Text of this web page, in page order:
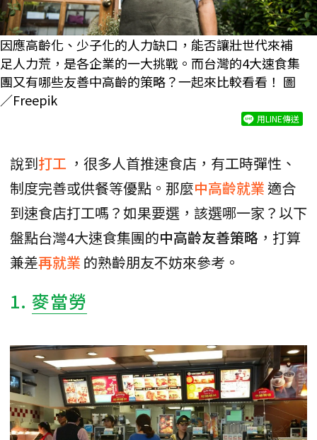
因應高齡化、少子化的人力缺口，能否讓壯世代來補
足人力荒，是各企業的一大挑戰。而台灣的4大速食集
團又有哪些友善中高齡的策略？一起來比較看看！ 圖
／Freepik
用LINE傳送
說到打工 ，很多人首推速食店，有工時彈性、
制度完善或供餐等優點。那麼中高齡就業 適合
到速食店打工嗎？如果要選，該選哪一家？以下
盤點台灣4大速食集團的中高齡友善策略 ，打算
兼差再就業 的熟齡朋友不妨來參考。
1. 麥當勞